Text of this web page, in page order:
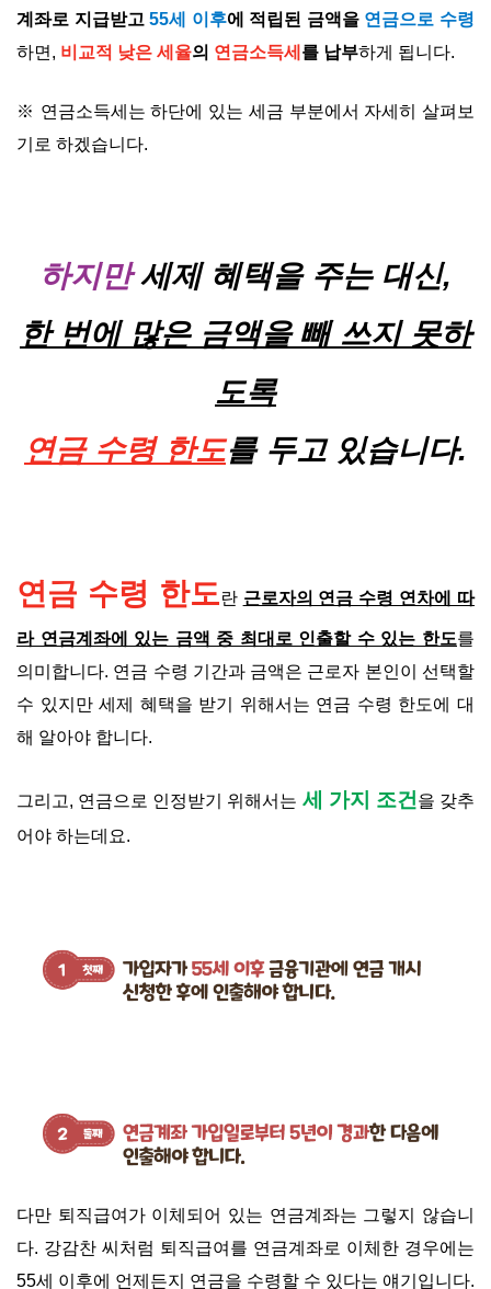
계좌로 지급받고55세 이후에 적립된 금액을 연금으로 수령
하면, 비교적 낮은 세율의 연금소득세 를 납부하게 됩니다.
※ 연금소득세는 하단에 있는 세금 부분에서 자세히 살펴보
기로 하겠습니다.
하지만세제 혜택을 주는 대신,
한 번에 많은 금액을 빼 쓰지 못하
도록
연금 수령 한도를 두고 있습니다.
연금 수령 한도란 근로자의 연금 수령 연차에 따
라 연금계좌에 있는 금액 중 최대로 인출할 수 있는 한도를
의미합니다. 연금 수령 기간과 금액은 근로자 본인이 선택할
수 있지만 세제 혜택을 받기 위해서는 연금 수령 한도에 대
해 알아야 합니다.
그리고, 연금으로 인정받기 위해서는 세 가지 조건을 갖추
어야 하는데요.
다만 퇴직급여가 이체되어 있는 연금계좌는 그렇지 않습니
다. 강감찬 씨처럼 퇴직급여를 연금계좌로 이체한 경우에는
55세 이후에 언제든지 연금을 수령할 수 있다는 얘기입니다.